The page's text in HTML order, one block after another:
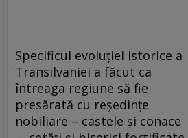
Specificul evoluţiei istorice a
Transilvaniei a făcut ca
întreaga regiune să fie
presărată cu reşedinţe
nobiliare – castele şi conace